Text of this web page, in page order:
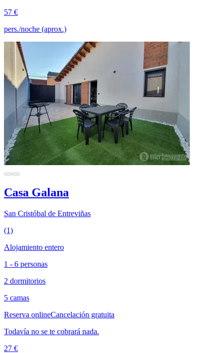
57 €
pers./noche (aprox.)
Casa Galana
San Cristóbal de Entreviñas
(1)
Alojamiento entero
1 - 6 personas
2 dormitorios
5 camas
Reserva onlineCancelación gratuita
Todavía no se te cobrará nada.
27 €